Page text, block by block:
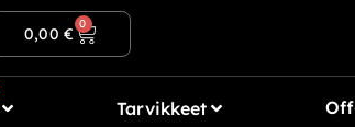
0,00€
0
Tarvikkeet